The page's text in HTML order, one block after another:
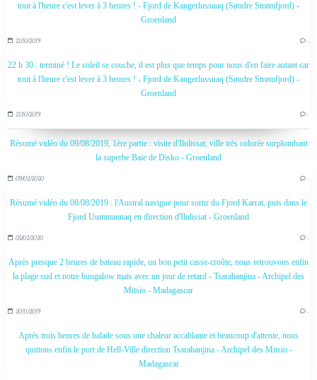
tout à l'heure c'est lever à 3 heures ! - Fjord de Kangerlussuaq (Søndre Strømfjord) -
Groenland
21/10/2019 …
22 h 30 : terminé ! Le soleil se couche, il est plus que temps pour nous d'en faire autant car
tout à l'heure c'est lever à 3 heures ! - Fjord de Kangerlussuaq (Søndre Strømfjord) -
Groenland
21/10/2019 …
Résumé vidéo du 09/08/2019, 1ère partie : visite d'Ilulissat, ville très colorée surplombant
la superbe Baie de Disko - Groenland
09/02/2020 …
Résumé vidéo du 08/08/2019 : l'Austral navigue pour sortir du Fjord Karrat, puis dans le
Fjord Uummannaq en direction d'Ilulissat - Groenland
05/02/2020 …
Après presque 2 heures de bateau rapide, un bon petit casse-croûte, nous retrouvons enfin
la plage sud et notre bungalow mais avec un jour de retard - Tsarabanjina - Archipel des
Mitsio - Madagascar
20/11/2019 …
Après trois heures de balade sous une chaleur accablante et beaucoup d'attente, nous
quittons enfin le port de Hell-Ville direction Tsarabanjina - Archipel des Mitsio -
Madagascar